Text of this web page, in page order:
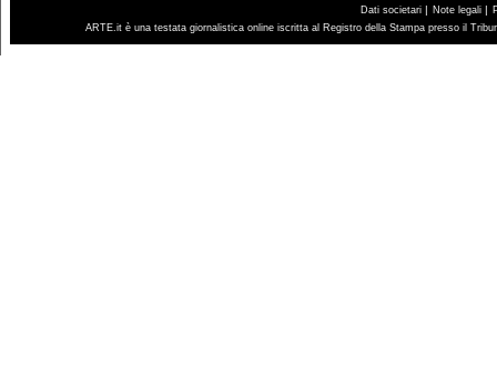
Dati societari | Note legali |
ARTE.it è una testata giornalistica online iscritta al Registro della Stampa presso il